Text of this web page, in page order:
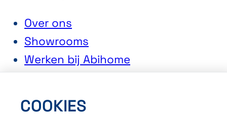
Over ons
Showrooms
Werken bij Abihome
Contact
COOKIES